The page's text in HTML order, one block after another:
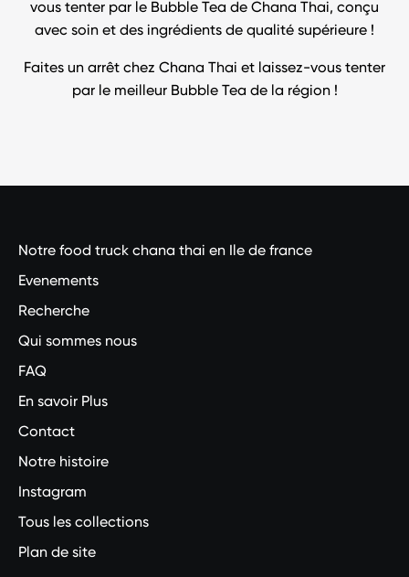
vous tenter par le Bubble Tea de Chana Thai, conçu
avec soin et des ingrédients de qualité supérieure !
Faites un arrêt chez Chana Thai et laissez-vous tenter
par le meilleur Bubble Tea de la région !
Notre food truck chana thai en Ile de france
Evenements
Recherche
Qui sommes nous
FAQ
En savoir Plus
Contact
Notre histoire
Instagram
Tous les collections
Plan de site